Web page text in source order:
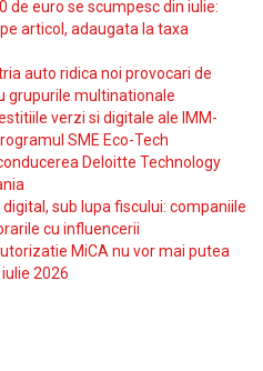
de euro se scumpesc din iulie:
articol, adaugata la taxa
auto ridica noi provocari de
grupurile multinationale
verzi si digitale ale IMM-
SME Eco-Tech
Deloitte Technology
sub lupa fiscului: companiile
cu influencerii
MiCA nu vor mai putea
2026